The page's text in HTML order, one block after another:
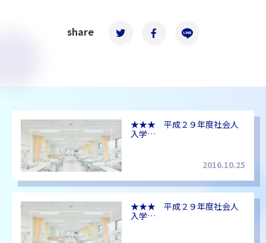
share
★★★ 平成２９年度社会人
入学…
2016.10.25
★★★ 平成２９年度社会人
入学…